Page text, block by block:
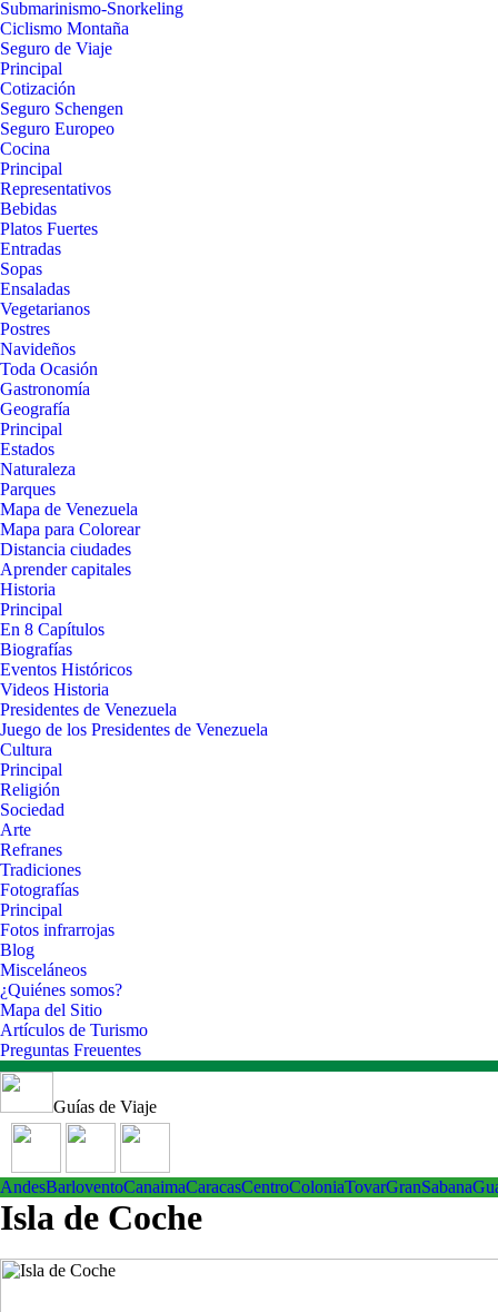
Submarinismo-Snorkeling
Ciclismo Montaña
Seguro de Viaje
Principal
Cotización
Seguro Schengen
Seguro Europeo
Cocina
Principal
Representativos
Bebidas
Platos Fuertes
Entradas
Sopas
Ensaladas
Vegetarianos
Postres
Navideños
Toda Ocasión
Gastronomía
Geografía
Principal
Estados
Naturaleza
Parques
Mapa de Venezuela
Mapa para Colorear
Distancia ciudades
Aprender capitales
Historia
Principal
En 8 Capítulos
Biografías
Eventos Históricos
Videos Historia
Presidentes de Venezuela
Juego de los Presidentes de Venezuela
Cultura
Principal
Religión
Sociedad
Arte
Refranes
Tradiciones
Fotografías
Principal
Fotos infrarrojas
Blog
Misceláneos
¿Quiénes somos?
Mapa del Sitio
Artículos de Turismo
Preguntas Freuentes
Guías de Viaje
AndesBarloventoCanaimaCaracasCentroColoniaTovarGranSabana
Isla de Coche